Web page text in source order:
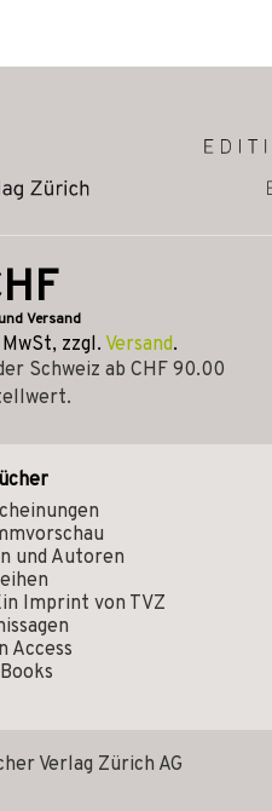
Versand
zzgl. Versand.
Schweiz ab CHF 90.00
und Autoren
Imprint von TVZ
Access
Verlag Zürich AG